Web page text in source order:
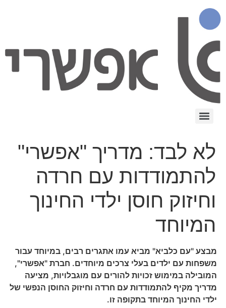
לא לבד: מדריך "אפשרי"
להתמודדות עם חרדה
וחיזוק חוסן ילדי החינוך
המיוחד
מבצע "עם כלביא" מביא עמו אתגרים רבים, במיוחד עבור
משפחות עם ילדים בעלי צרכים מיוחדים. חברת "אפשרי",
המובילה במימוש זכויות להורים עם מוגבלויות, מציעה
מדריך מקיף להתמודדות עם חרדה וחיזוק החוסן הנפשי של
ילדי החינוך המיוחד בתקופה זו.